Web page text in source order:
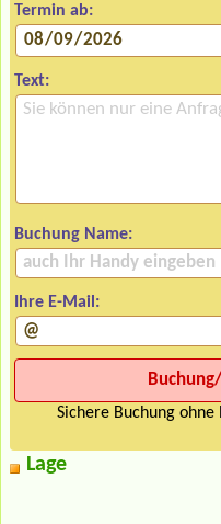
Termin ab:
Text:
Buchung Name:
Ihre E-Mail:
Sichere Buchung
Lage